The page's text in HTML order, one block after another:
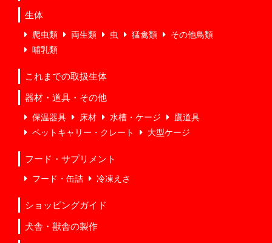
生体
爬虫類 両生類 虫 猛禽類
その他鳥類
哺乳類
これまでの取扱生体
器材・道具・その他
保温器具 床材 水槽・ケージ
鷹道具
ペットキャリー・クレート
大型ケージ
フード・サプリメント
フード・缶詰 冷凍えさ
ショッピングガイド
犬舎・獣舎の製作